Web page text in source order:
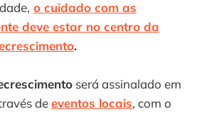
o cuidado com as
deve estar no centro da
.
será assinalado em
deeventos locais, com o